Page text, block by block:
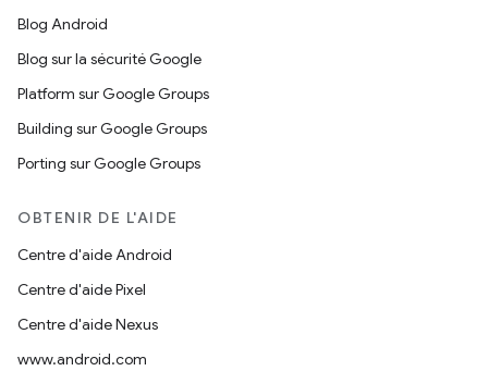
Blog Android
Blog sur la sécurité Google
Platform sur Google Groups
Building sur Google Groups
Porting sur Google Groups
OBTENIR DE L'AIDE
Centre d'aide Android
Centre d'aide Pixel
Centre d'aide Nexus
www.android.com